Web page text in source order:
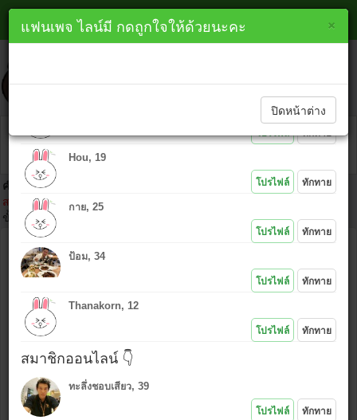
หาเพื่อนไลน์ หนองคาย line
คำเตือน : ห้ามนำไอดีคนอื่นมาโพสต์โดยเด็ดขาด เพราะ IP ที่ท่านโพสต์
สามารถตามตัวได้ และถ้าเกิดเรื่องมาต้องยอมรับในการกระทำของตัวเอง
ขั้นตอนคลิก
ชื่อ :
ไอดีไลน์ :
ข้อความ :
ใช้รูปเดียวกันกับที่โพสต์ล่าสุด
×
lineme.in.th
ทักทายสมาชิกใหม่ 👇
โปรไฟล์ ทักทาย
Hou, 19
โปรไฟล์ ทักทาย
กาย, 25
โปรไฟล์ ทักทาย
ป้อม, 34
โปรไฟล์ ทักทาย
Thanakorn, 12
โปรไฟล์ ทักทาย
สมาชิกออนไลน์ 👇
ทะลึ่งชอบเสียว, 39
โปรไฟล์ ทักทาย
×
แฟนเพจ ไลน์มี กดถูกใจให้ด้วยนะคะ
ปิดหน้าต่าง